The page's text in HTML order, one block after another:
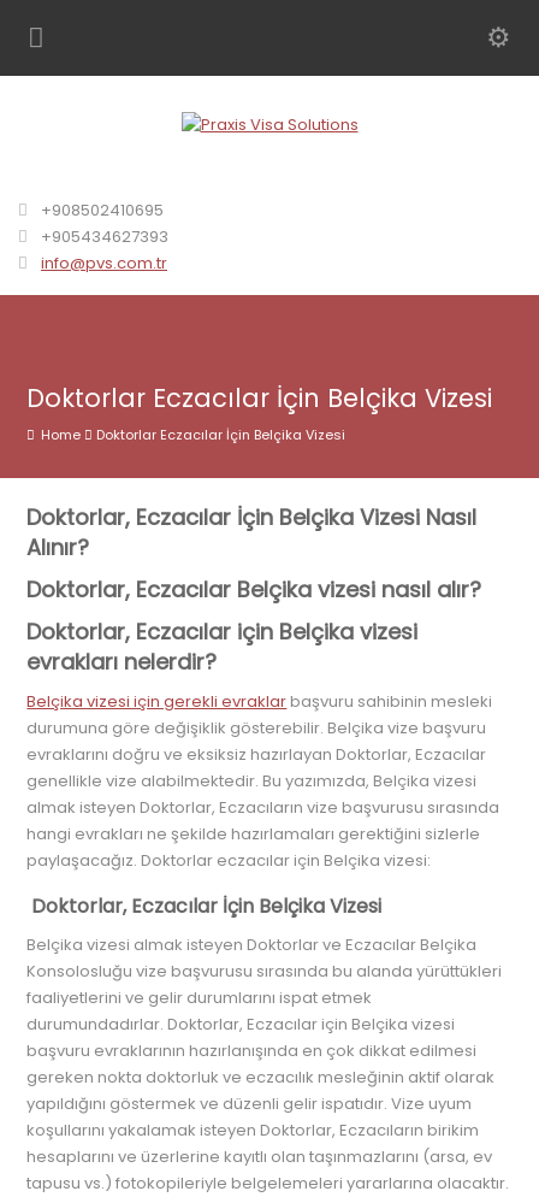
+908502410695
+905434627393
info@pvs.com.tr
Doktorlar Eczacılar İçin Belçika Vizesi
Home Doktorlar Eczacılar İçin Belçika Vizesi
Doktorlar, Eczacılar İçin Belçika Vizesi Nasıl
Alınır?
Doktorlar, Eczacılar Belçika vizesi nasıl alır?
Doktorlar, Eczacılar için Belçika vizesi
evrakları nelerdir?
Belçika vizesi için gerekli evraklar başvuru sahibinin mesleki
durumuna göre değişiklik gösterebilir. Belçika vize başvuru
evraklarını doğru ve eksiksiz hazırlayan Doktorlar, Eczacılar
genellikle vize alabilmektedir. Bu yazımızda, Belçika vizesi
almak isteyen Doktorlar, Eczacıların vize başvurusu sırasında
hangi evrakları ne şekilde hazırlamaları gerektiğini sizlerle
paylaşacağız. Doktorlar eczacılar için Belçika vizesi:
Doktorlar, Eczacılar İçin Belçika Vizesi
Belçika vizesi almak isteyen Doktorlar ve Eczacılar Belçika
Konsolosluğu vize başvurusu sırasında bu alanda yürüttükleri
faaliyetlerini ve gelir durumlarını ispat etmek
durumundadırlar. Doktorlar, Eczacılar için Belçika vizesi
başvuru evraklarının hazırlanışında en çok dikkat edilmesi
gereken nokta doktorluk ve eczacılık mesleğinin aktif olarak
yapıldığını göstermek ve düzenli gelir ispatıdır. Vize uyum
koşullarını yakalamak isteyen Doktorlar, Eczacıların birikim
hesaplarını ve üzerlerine kayıtlı olan taşınmazlarını (arsa, ev
tapusu vs.) fotokopileriyle belgelemeleri yararlarına olacaktır.